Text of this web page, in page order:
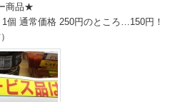
商品★
個 通常価格 250円のところ…150円！